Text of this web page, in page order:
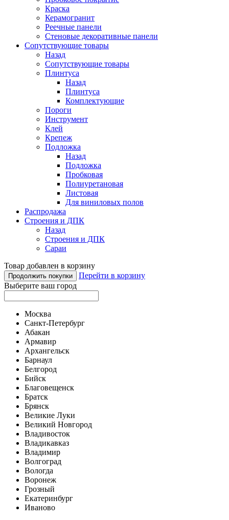
Краска
Керамогранит
Реечные панели
Стеновые декоративные панели
Сопутствующие товары
Назад
Сопутствующие товары
Плинтуса
Назад
Плинтуса
Комплектующие
Пороги
Инструмент
Клей
Крепеж
Подложка
Назад
Подложка
Пробковая
Полиуретановая
Листовая
Для виниловых полов
Распродажа
Строения и ДПК
Назад
Строения и ДПК
Сараи
Товар добавлен в корзину
Продолжить покупки
Перейти в корзину
Выберите ваш город
Москва
Санкт-Петербург
Абакан
Армавир
Архангельск
Барнаул
Белгород
Бийск
Благовещенск
Братск
Брянск
Великие Луки
Великий Новгород
Владивосток
Владикавказ
Владимир
Волгоград
Вологда
Воронеж
Грозный
Екатеринбург
Иваново